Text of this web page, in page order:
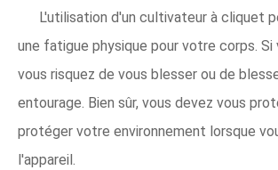
L'utilisation d'un cultivateur à cliquet
une fatigue physique pour votre corps. Si
vous risquez de vous blesser ou de
entourage. Bien sûr, vous devez vous
protéger votre environnement lorsque
l'appareil.